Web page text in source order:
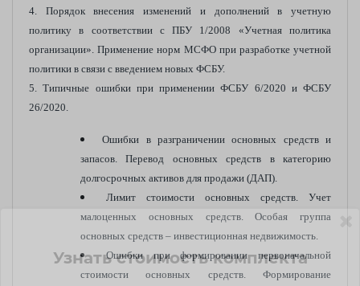
4. Порядок внесения изменений и дополнений в учетную
политику в соответствии с ПБУ 1/2008 «Учетная политика
организации». Применение норм МСФО при разработке учетной
политики в связи с введением новых ФСБУ.
5. Типичные ошибки при применении ФСБУ 6/2020 и ФСБУ
26/2020.
Ошибки в разграничении основных средств и
запасов. Перевод основных средств в категорию
долгосрочных активов для продажи (ДАП).
Лимит стоимости основных средств. Учет
малоценных основных средств. Особая группа
основных средств – инвестиционная недвижимость.
Ошибки при формировании первоначальной
стоимости основных средств. Формирование
Узнать стоимость комплекта